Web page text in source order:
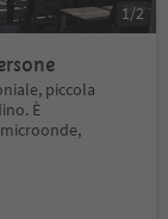
piccola
È
1 /2